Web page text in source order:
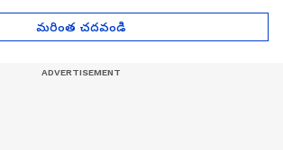
మరింత చదవండి